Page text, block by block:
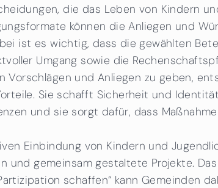
die das Leben von Kindern
können die Anliegen und
ist es wichtig, dass die gewählten
Umgang sowie die
Vorschlägen und Anliegen zu geben,
Sie schafft Sicherheit und
und sie sorgt dafür, dass
Einbindung von Kindern und
und gemeinsam gestaltete Projekte.
schaffen“ kann Gemeinden